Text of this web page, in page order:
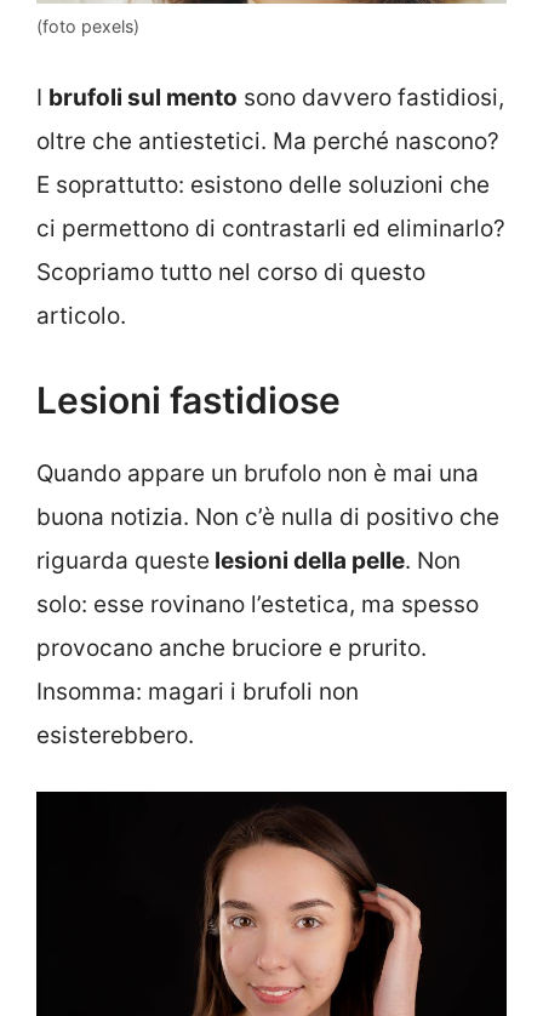
(foto pexels)
I brufoli sul mento sono davvero fastidiosi,
oltre che antiestetici. Ma perché nascono?
E soprattutto: esistono delle soluzioni che
ci permettono di contrastarli ed eliminarlo?
Scopriamo tutto nel corso di questo
articolo.
Lesioni fastidiose
Quando appare un brufolo non è mai una
buona notizia. Non c’è nulla di positivo che
riguarda queste lesioni della pelle. Non
solo: esse rovinano l’estetica, ma spesso
provocano anche bruciore e prurito.
Insomma: magari i brufoli non
esisterebbero.